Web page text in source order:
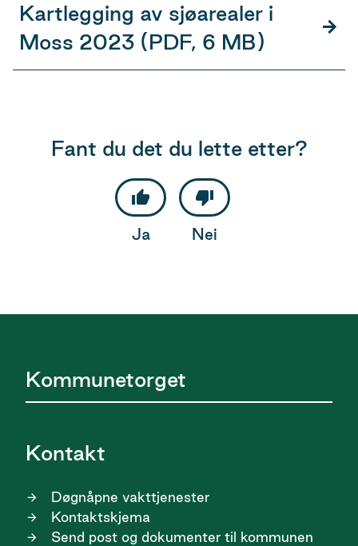
Kartlegging av sjøarealer i
Moss 2023 (PDF, 6 MB)
Fant du det du lette etter?
Ja Nei
Kommunetorget
Kontakt
Døgnåpne vakttjenester
Kontaktskjema
Send post og dokumenter til kommunen